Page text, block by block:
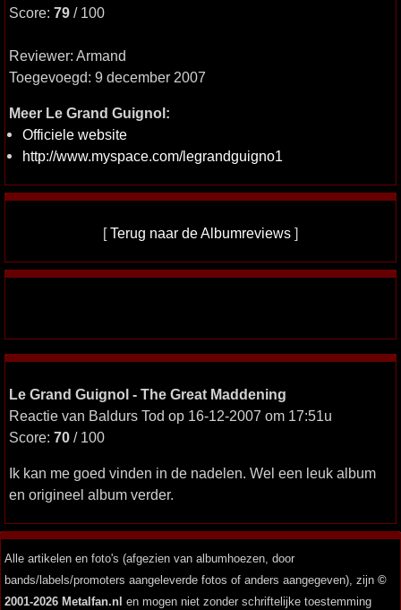
Score: 79 / 100
Reviewer: Armand
Toegevoegd: 9 december 2007
Meer Le Grand Guignol:
Officiele website
http://www.myspace.com/legrandguigno1
[Terug naar de Albumreviews ]
Le Grand Guignol - The Great Maddening
Reactie van Baldurs Tod op 16-12-2007 om 17:51u
Score: 70 / 100
Ik kan me goed vinden in de nadelen. Wel een leuk album
en origineel album verder.
Alle artikelen en foto's (afgezien van albumhoezen, door
bands/labels/promoters aangeleverde fotos of anders aangegeven), zijn ©
2001-2026 Metalfan.nl en mogen niet zonder schriftelijke toestemming